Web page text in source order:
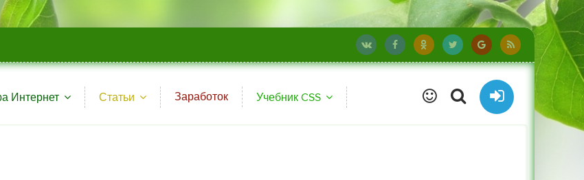
Интернет Статьи Заработок Учебник CSS